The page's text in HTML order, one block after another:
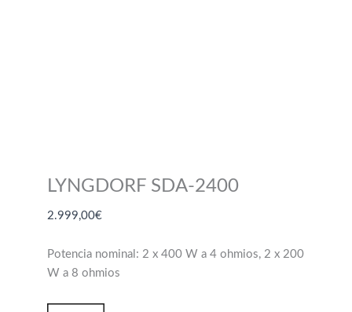
LYNGDORF SDA-2400
2.999,00€
Potencia nominal: 2 x 400 W a 4 ohmios, 2 x 200
W a 8 ohmios